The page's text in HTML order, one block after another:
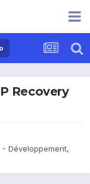
Recovery
Développement,